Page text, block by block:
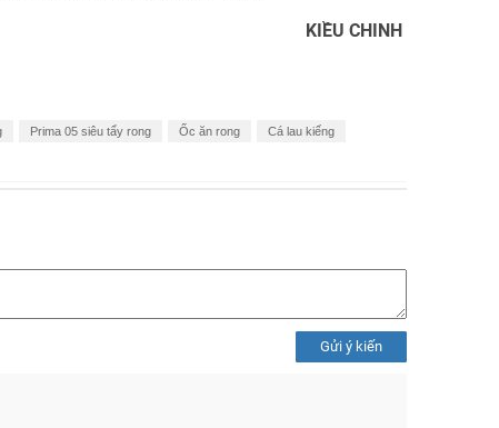
KIỀU CHINH
Prima 05 siêu tẩy rong Ốc ăn rong Cá lau kiếng
Gửi ý kiến